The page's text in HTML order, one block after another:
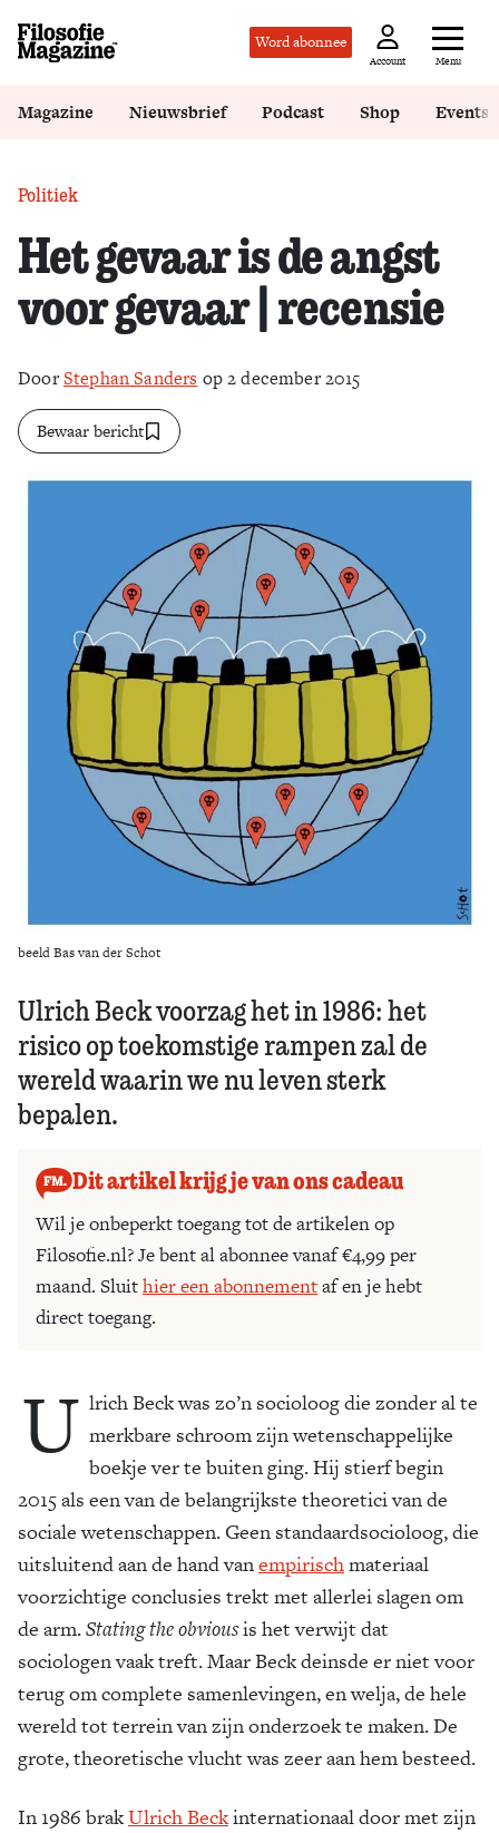
Word abonnee
Account Menu
Magazine Nieuwsbrief Podcast Shop Events
Politiek
Het gevaar is de angst
voor gevaar | recensie
DoorStephan Sanders op 2 december 2015
Bewaar bericht
beeld Bas van der Schot
Ulrich Beck voorzag het in 1986: het
risico op toekomstige rampen zal de
wereld waarin we nu leven sterk
bepalen.
Dit artikel krijg je van ons cadeau
Wil je onbeperkt toegang tot de artikelen op
Filosofie.nl? Je bent al abonnee vanaf €4,99 per
maand. Sluithier een abonnementaf en je hebt
direct toegang.
U lrich Beck was zo’n socioloog die zonder al te
merkbare schroom zijn wetenschappelijke
boekje ver te buiten ging. Hij stierf begin
2015 als een van de belangrijkste theoretici van de
sociale wetenschappen. Geen standaardsocioloog, die
uitsluitend aan de hand vanempirischmateriaal
voorzichtige conclusies trekt met allerlei slagen om
de arm.Stating the obviousis het verwijt dat
sociologen vaak treft. Maar Beck deinsde er niet voor
terug om complete samenlevingen, en welja, de hele
wereld tot terrein van zijn onderzoek te maken. De
grote, theoretische vlucht was zeer aan hem besteed.
In 1986 brakUlrich Beckinternationaal door met zijn